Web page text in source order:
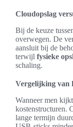
Cloudopslag
Bij de keuze
overwegen. De
aansluit bij de
terwijl fysieke
schaling.
Vergelijking van
Wanneer men
kostenstructuren.
lange termijn